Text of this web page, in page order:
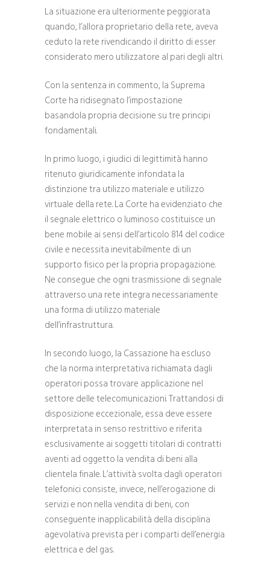
La situazione era ulteriormente peggiorata
quando, l’allora proprietario della rete, aveva
ceduto la rete rivendicando il diritto di esser
considerato mero utilizzatore al pari degli altri.
Con la sentenza in commento, la Suprema
Corte ha ridisegnato l’impostazione
basandola propria decisione su tre principi
fondamentali.
In primo luogo, i giudici di legittimità hanno
ritenuto giuridicamente infondata la
distinzione tra utilizzo materiale e utilizzo
virtuale della rete. La Corte ha evidenziato che
il segnale elettrico o luminoso costituisce un
bene mobile ai sensi dell’articolo 814 del codice
civile e necessita inevitabilmente di un
supporto fisico per la propria propagazione.
Ne consegue che ogni trasmissione di segnale
attraverso una rete integra necessariamente
una forma di utilizzo materiale
dell’infrastruttura.
In secondo luogo, la Cassazione ha escluso
che la norma interpretativa richiamata dagli
operatori possa trovare applicazione nel
settore delle telecomunicazioni. Trattandosi di
disposizione eccezionale, essa deve essere
interpretata in senso restrittivo e riferita
esclusivamente ai soggetti titolari di contratti
aventi ad oggetto la vendita di beni alla
clientela finale. L’attività svolta dagli operatori
telefonici consiste, invece, nell’erogazione di
servizi e non nella vendita di beni, con
conseguente inapplicabilità della disciplina
agevolativa prevista per i comparti dell’energia
elettrica e del gas.